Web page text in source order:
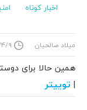
اخبار کوتاه
میلاد صالحیان ۱۴۰۴/
همین حالا برای
| توییتر